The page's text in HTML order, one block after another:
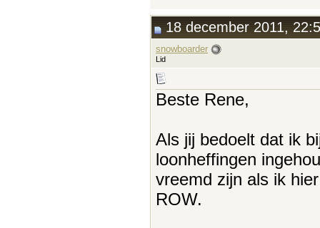
18 december 2011,
snowboarder
Lid
Beste Rene,
Als jij bedoelt dat ik
loonheffingen
vreemd zijn als ik
ROW.